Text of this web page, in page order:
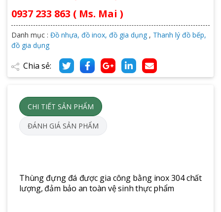
0937 233 863 ( Ms. Mai )
Danh mục : Đồ nhựa, đồ inox, đồ gia dụng , Thanh lý đồ bếp,
đồ gia dụng
Chia sẻ:
CHI TIẾT SẢN PHẨM
ĐÁNH GIÁ SẢN PHẨM
Thùng đựng đá được gia công bằng inox 304 chất
lượng, đảm bảo an toàn vệ sinh thực phẩm